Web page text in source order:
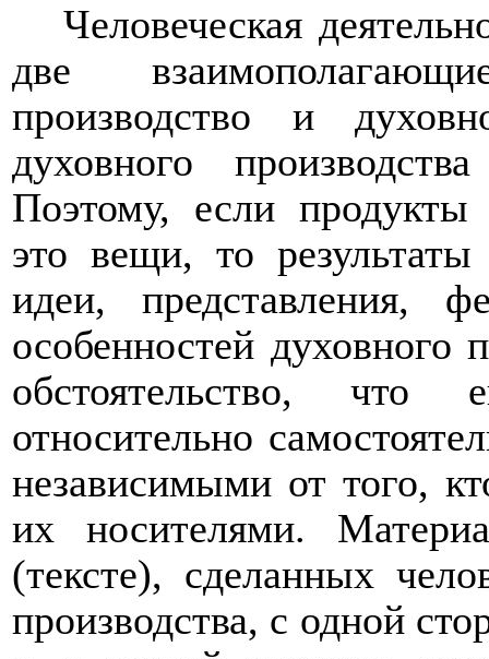
Человеческая
две
производство и
духовного
Поэтому, если продукты
это вещи, то
идеи, представления,
особенностей духовного
обстоятельство,
относительно
независимыми от того,
их носителями.
(тексте), сделанных
производства, с одной